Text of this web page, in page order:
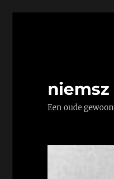
niemsz
Een oude